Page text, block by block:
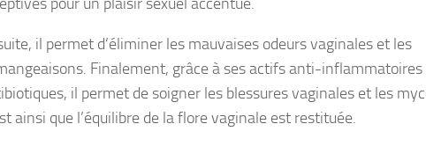
il permet d’éliminer les mauvaises odeurs vaginales et les
Finalement, grâce à ses actifs anti-
il permet de soigner les blessures vaginales et les
ainsi que l’équilibre de la flore vaginale est restituée.